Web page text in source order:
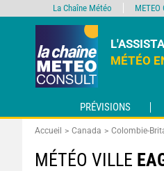
MÉTÉO
PRÉVISIONS
Accueil Canada Colombie-
MÉTÉO VILLE
La Chaîne Météo METEO